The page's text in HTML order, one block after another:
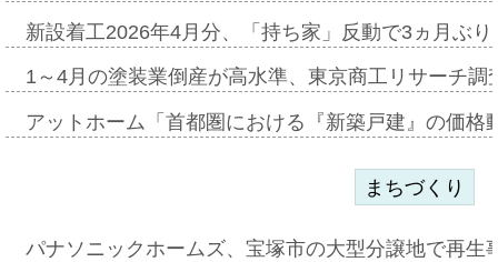
新設着工2026年4月分、「持ち家」反動で3ヵ月ぶ
1～4月の塗装業倒産が高水準、東京商工リサーチ
アットホーム「首都圏における『新築戸建』の価
まちづくり
パナソニックホームズ、宝塚市の大型分譲地で再